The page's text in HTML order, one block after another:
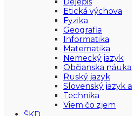
Etická výchova
Fyzika
Geografia
Informatika
Matematika
Nemecký jazyk
Občianska náuka
Ruský jazyk
Slovenský jazyk
Technika
Viem čo zjem